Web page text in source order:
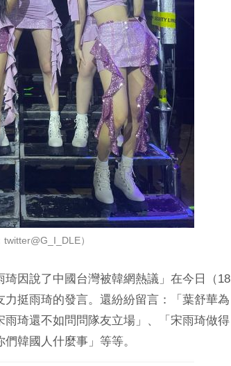
twitter@G_I_DLE）
因說了中國台灣被韓網熱議」在今日（18
力挺雨琦的發言。還紛紛留言：「葉舒華為
琦還不如問問隊友立場」、「宋雨琦做得
韓國人什麼事」等等。